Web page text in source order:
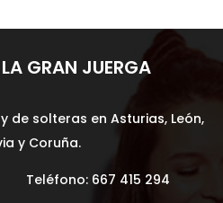
GRAN JUERGA
de solteras en Asturias, León,
y Coruña.
Teléfono: 667 415 294